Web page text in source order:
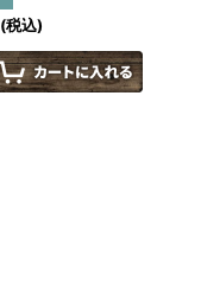
(税込)